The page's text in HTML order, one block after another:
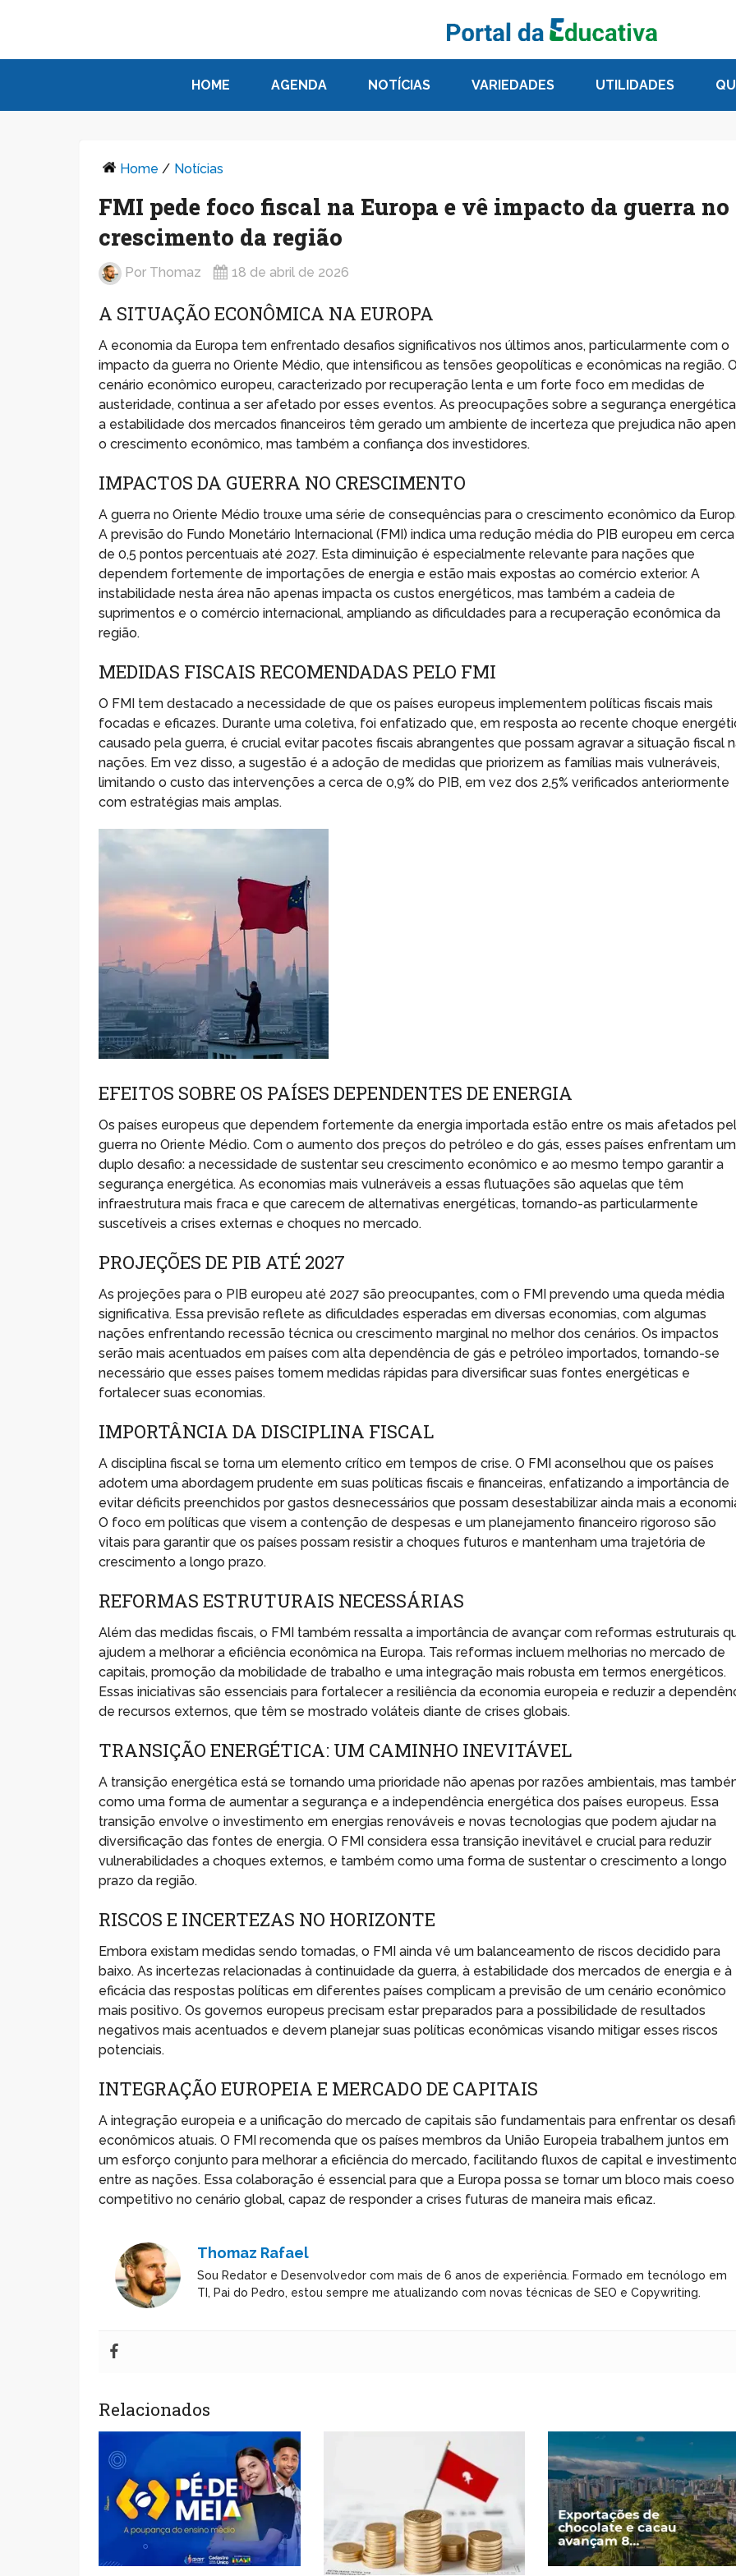
HOME AGENDA NOTÍCIAS VARIEDADES UTILIDADES
Home / Notícias
FMI pede foco fiscal na Europa e vê impacto da guerra no
crescimento da região
Por Thomaz 18 de abril de 2026
A SITUAÇÃO ECONÔMICA NA EUROPA
A economia da Europa tem enfrentado desafios significativos nos últimos anos, particularmente com o
impacto da guerra no Oriente Médio, que intensificou as tensões geopolíticas e econômicas na região.
cenário econômico europeu, caracterizado por recuperação lenta e um forte foco em medidas de
austeridade, continua a ser afetado por esses eventos. As preocupações sobre a segurança
a estabilidade dos mercados financeiros têm gerado um ambiente de incerteza que prejudica não
o crescimento econômico, mas também a confiança dos investidores.
IMPACTOS DA GUERRA NO CRESCIMENTO
A guerra no Oriente Médio trouxe uma série de consequências para o crescimento econômico da
A previsão do Fundo Monetário Internacional (FMI) indica uma redução média do PIB europeu em cerca
de 0,5 pontos percentuais até 2027. Esta diminuição é especialmente relevante para nações que
dependem fortemente de importações de energia e estão mais expostas ao comércio exterior. A
instabilidade nesta área não apenas impacta os custos energéticos, mas também a cadeia de
suprimentos e o comércio internacional, ampliando as dificuldades para a recuperação econômica da
região.
MEDIDAS FISCAIS RECOMENDADAS PELO FMI
O FMI tem destacado a necessidade de que os países europeus implementem políticas fiscais mais
focadas e eficazes. Durante uma coletiva, foi enfatizado que, em resposta ao recente choque
causado pela guerra, é crucial evitar pacotes fiscais abrangentes que possam agravar a situação fiscal
nações. Em vez disso, a sugestão é a adoção de medidas que priorizem as famílias mais vulneráveis,
limitando o custo das intervenções a cerca de 0,9% do PIB, em vez dos 2,5% verificados anteriormente
com estratégias mais amplas.
EFEITOS SOBRE OS PAÍSES DEPENDENTES DE ENERGIA
Os países europeus que dependem fortemente da energia importada estão entre os mais afetados
guerra no Oriente Médio. Com o aumento dos preços do petróleo e do gás, esses países enfrentam um
duplo desafio: a necessidade de sustentar seu crescimento econômico e ao mesmo tempo garantir a
segurança energética. As economias mais vulneráveis a essas flutuações são aquelas que têm
infraestrutura mais fraca e que carecem de alternativas energéticas, tornando-as particularmente
suscetíveis a crises externas e choques no mercado.
PROJEÇÕES DE PIB ATÉ 2027
As projeções para o PIB europeu até 2027 são preocupantes, com o FMI prevendo uma queda média
significativa. Essa previsão reflete as dificuldades esperadas em diversas economias, com algumas
nações enfrentando recessão técnica ou crescimento marginal no melhor dos cenários. Os impactos
serão mais acentuados em países com alta dependência de gás e petróleo importados, tornando-se
necessário que esses países tomem medidas rápidas para diversificar suas fontes energéticas e
fortalecer suas economias.
IMPORTÂNCIA DA DISCIPLINA FISCAL
A disciplina fiscal se torna um elemento crítico em tempos de crise. O FMI aconselhou que os países
adotem uma abordagem prudente em suas políticas fiscais e financeiras, enfatizando a importância de
evitar déficits preenchidos por gastos desnecessários que possam desestabilizar ainda mais a
O foco em políticas que visem a contenção de despesas e um planejamento financeiro rigoroso são
vitais para garantir que os países possam resistir a choques futuros e mantenham uma trajetória de
crescimento a longo prazo.
REFORMAS ESTRUTURAIS NECESSÁRIAS
Além das medidas fiscais, o FMI também ressalta a importância de avançar com reformas estruturais
ajudem a melhorar a eficiência econômica na Europa. Tais reformas incluem melhorias no mercado de
capitais, promoção da mobilidade de trabalho e uma integração mais robusta em termos energéticos.
Essas iniciativas são essenciais para fortalecer a resiliência da economia europeia e reduzir a
de recursos externos, que têm se mostrado voláteis diante de crises globais.
TRANSIÇÃO ENERGÉTICA: UM CAMINHO INEVITÁVEL
A transição energética está se tornando uma prioridade não apenas por razões ambientais, mas
como uma forma de aumentar a segurança e a independência energética dos países europeus. Essa
transição envolve o investimento em energias renováveis e novas tecnologias que podem ajudar na
diversificação das fontes de energia. O FMI considera essa transição inevitável e crucial para reduzir
vulnerabilidades a choques externos, e também como uma forma de sustentar o crescimento a longo
prazo da região.
RISCOS E INCERTEZAS NO HORIZONTE
Embora existam medidas sendo tomadas, o FMI ainda vê um balanceamento de riscos decidido para
baixo. As incertezas relacionadas à continuidade da guerra, à estabilidade dos mercados de energia e à
eficácia das respostas políticas em diferentes países complicam a previsão de um cenário econômico
mais positivo. Os governos europeus precisam estar preparados para a possibilidade de resultados
negativos mais acentuados e devem planejar suas políticas econômicas visando mitigar esses riscos
potenciais.
INTEGRAÇÃO EUROPEIA E MERCADO DE CAPITAIS
A integração europeia e a unificação do mercado de capitais são fundamentais para enfrentar os
econômicos atuais. O FMI recomenda que os países membros da União Europeia trabalhem juntos em
um esforço conjunto para melhorar a eficiência do mercado, facilitando fluxos de capital e
entre as nações. Essa colaboração é essencial para que a Europa possa se tornar um bloco mais
competitivo no cenário global, capaz de responder a crises futuras de maneira mais eficaz.
Thomaz Rafael
Sou Redator e Desenvolvedor com mais de 6 anos de experiência. Formado em tecnólogo em
TI, Pai do Pedro, estou sempre me atualizando com novas técnicas de SEO e Copywriting.
Relacionados